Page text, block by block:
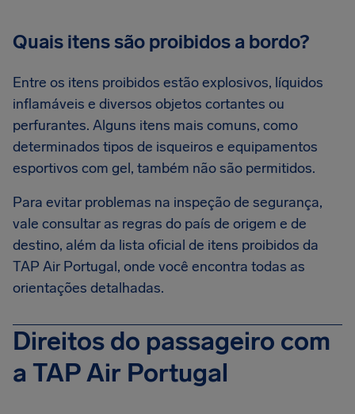
Quais itens são proibidos a bordo?
Entre os itens proibidos estão explosivos, líquidos
inflamáveis e diversos objetos cortantes ou
perfurantes. Alguns itens mais comuns, como
determinados tipos de isqueiros e equipamentos
esportivos com gel, também não são permitidos.
Para evitar problemas na inspeção de segurança,
vale consultar as regras do país de origem e de
destino, além da lista oficial de itens proibidos da
TAP Air Portugal, onde você encontra todas as
orientações detalhadas.
Direitos do passageiro com
a TAP Air Portugal